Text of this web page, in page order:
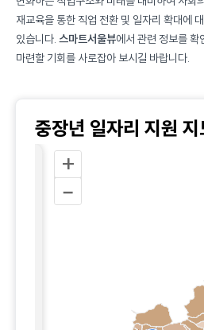
재교육을 통한 직업 전환 및 일자리 확대에 대한 사업 정보를 소개
있습니다. 스마트서울뷰에서 관련 정보를 확인하시고 성장과 도약의 발판을
마련할 기회를 사로잡아 보시길 바랍니다.
중장년 일자리 지원 지
+
–